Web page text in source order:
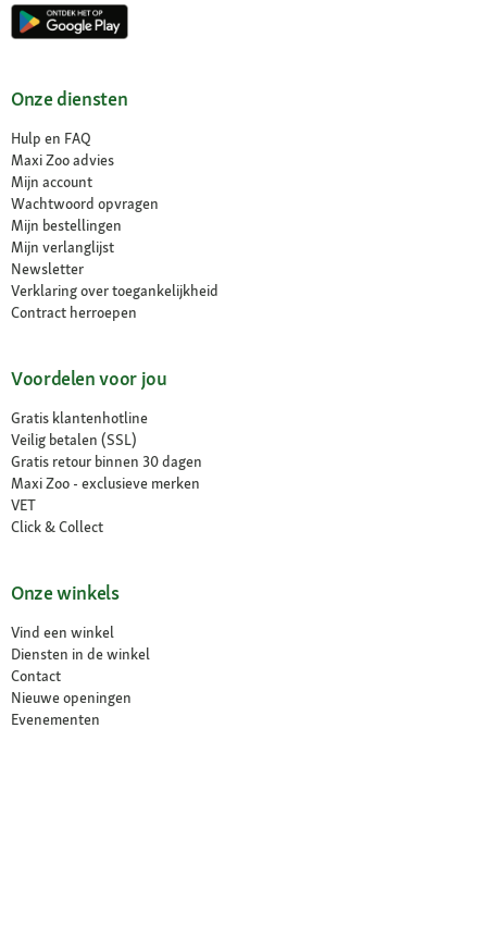
Onze diensten
Hulp en FAQ
Maxi Zoo advies
Mijn account
Wachtwoord opvragen
Mijn bestellingen
Mijn verlanglijst
Newsletter
Verklaring over toegankelijkheid
Contract herroepen
Voordelen voor jou
Gratis klantenhotline
Veilig betalen (SSL)
Gratis retour binnen 30 dagen
Maxi Zoo - exclusieve merken
VET
Click & Collect
Onze winkels
Vind een winkel
Diensten in de winkel
Contact
Nieuwe openingen
Evenementen